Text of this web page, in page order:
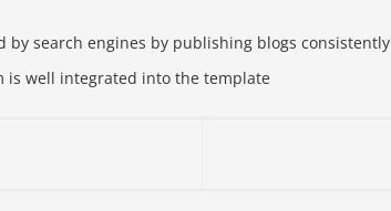
by search engines by publishing blogs consistently
is well integrated into the template